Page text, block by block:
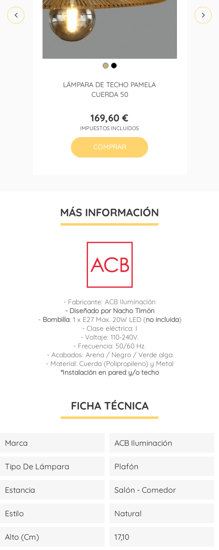
LÁMPARA DE TECHO PAMELA
CUERDA 50
Precio
169,60 €
IMPUESTOS INCLUIDOS
COMPRAR
MÁS INFORMACIÓN
- Fabricante: ACB Iluminación
- Diseñado por Nacho Timón
- Bombilla: 1 x E27 Max. 20W LED (no incluida)
- Clase eléctrica: I
- Voltaje: 110-240V.
- Frecuencia: 50/60 Hz.
- Acabados: Arena / Negro / Verde alga
- Material: Cuerda (Polipropileno) y Metal
*Instalación en pared y/o techo
FICHA TÉCNICA
Marca ACB Iluminación
Tipo De Lámpara Plafón
Estancia Salón - Comedor
Estilo Natural
Alto (cm) 17,10